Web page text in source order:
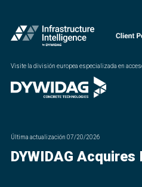
Visite la división europea especializada en
Última actualización 07/20/2026
DYWIDAG